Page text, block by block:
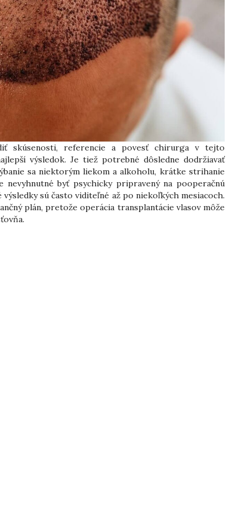
skúsenosti, referencie a povesť chirurga v tejto
výsledok. Je tiež potrebné dôsledne dodržiavať
sa niektorým liekom a alkoholu, krátke strihanie
byť psychicky pripravený na pooperačnú
sú často viditeľné až po niekoľkých mesiacoch.
plán, pretože operácia transplantácie vlasov môže